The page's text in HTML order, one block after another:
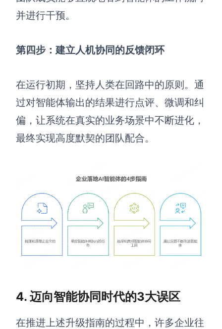
并进行干预。
第四步：建立人机协同的反馈闭环
在运行初期，坚持人类在回路中的原则。通
过对智能体输出的结果进行点评、微调和纠
偏，让系统在真实的业务场景中不断进化，
最终实现高度默契的团队配合。
4. 迈向智能协同时代的3大误区
在推进上述升级指南的过程中，许多企业往